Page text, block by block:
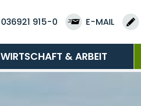
036921 915-0 E-MAIL
WIRTSCHAFT & ARBEIT